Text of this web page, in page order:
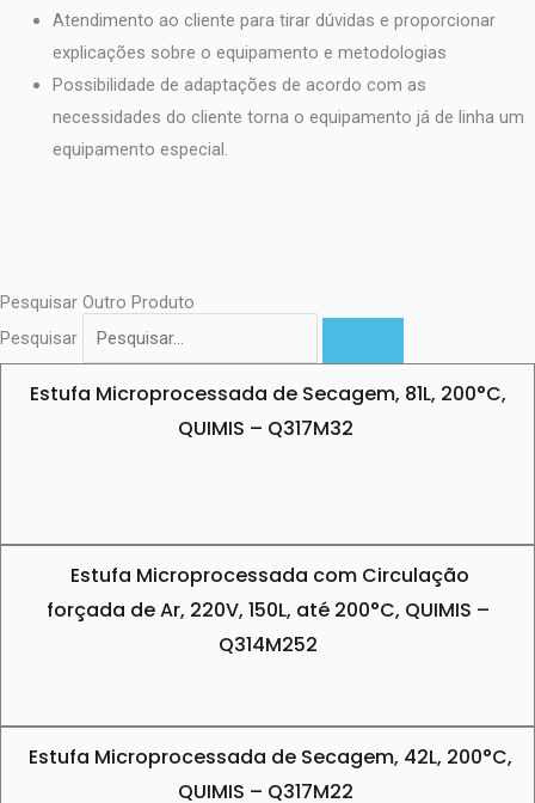
Atendimento ao cliente para tirar dúvidas e proporcionar
explicações sobre o equipamento e metodologias
Possibilidade de adaptações de acordo com as
necessidades do cliente torna o equipamento já de linha um
equipamento especial.
Pesquisar Outro Produto
Pesquisar
Estufa Microprocessada de Secagem, 81L, 200°C,
QUIMIS – Q317M32
Estufa Microprocessada com Circulação
forçada de Ar, 220V, 150L, até 200°C, QUIMIS –
Q314M252
Estufa Microprocessada de Secagem, 42L, 200°C,
QUIMIS – Q317M22